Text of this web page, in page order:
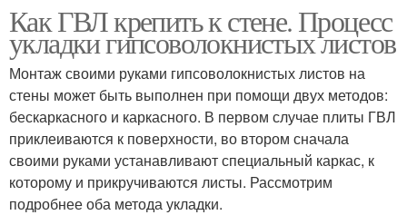
Как ГВЛ крепить к стене. Процесс
укладки гипсоволокнистых листов
Монтаж своими руками гипсоволокнистых листов на
стены может быть выполнен при помощи двух методов:
бескаркасного и каркасного. В первом случае плиты ГВЛ
приклеиваются к поверхности, во втором сначала
своими руками устанавливают специальный каркас, к
которому и прикручиваются листы. Рассмотрим
подробнее оба метода укладки.